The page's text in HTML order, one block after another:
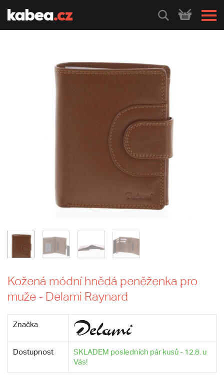
HLEDEJ
Kožená módní hnědá peněženka pro
muže - Delami Raynard
Značka
Dostupnost
SKLADEM posledních pár kusů - 12.8. u
Vás!